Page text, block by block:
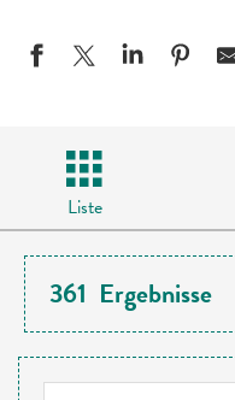
Liste
361 Ergebnisse